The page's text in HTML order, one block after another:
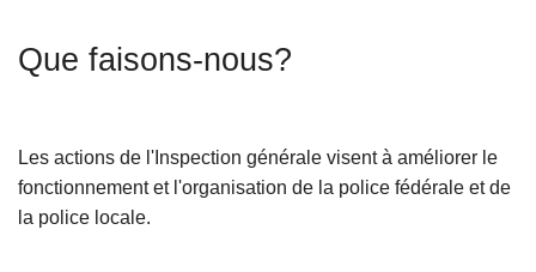
a
Que faisons-nous?
Les actions de l'Inspection générale visent à améliorer le
fonctionnement et l'organisation de la police fédérale et de
la police locale.